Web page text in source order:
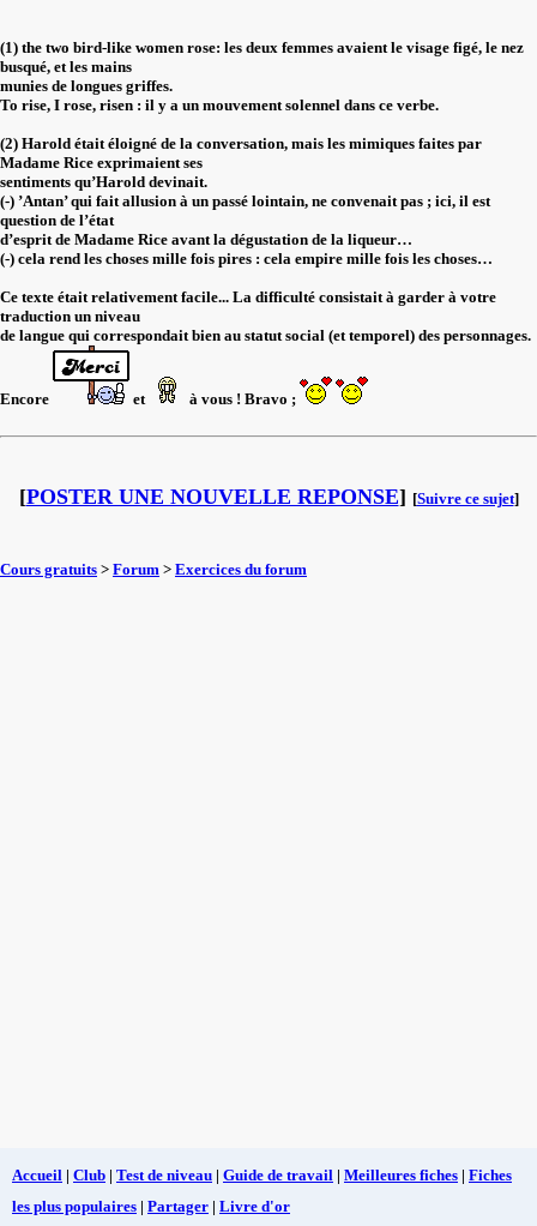
(1) the two bird-like women rose: les deux femmes avaient le visage figé, le nez
busqué, et les mains
munies de longues griffes.
To rise, I rose, risen : il y a un mouvement solennel dans ce verbe.
(2) Harold était éloigné de la conversation, mais les mimiques faites par
Madame Rice exprimaient ses
sentiments qu’Harold devinait.
(-) ’Antan’ qui fait allusion à un passé lointain, ne convenait pas ; ici, il est
question de l’état
d’esprit de Madame Rice avant la dégustation de la liqueur…
(-) cela rend les choses mille fois pires : cela empire mille fois les choses…
Ce texte était relativement facile... La difficulté consistait à garder à votre
traduction un niveau
de langue qui correspondait bien au statut social (et temporel) des personnages.
Encore et à vous ! Bravo ;
[POSTER UNE NOUVELLE REPONSE] [Suivre ce sujet]
Cours gratuits > Forum > Exercices du forum
Accueil | Club | Test de niveau | Guide de travail | Meilleures fiches | Fiches
les plus populaires | Partager | Livre d'or